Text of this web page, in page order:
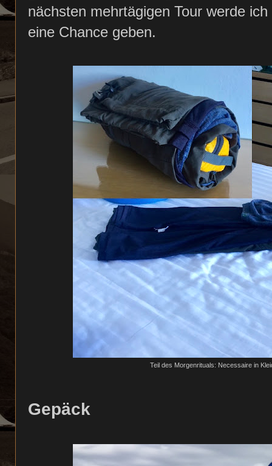
nächsten mehrtägigen Tour werde
eine Chance geben.
Teil des Morgenrituals: Necessaire in
Gepäck